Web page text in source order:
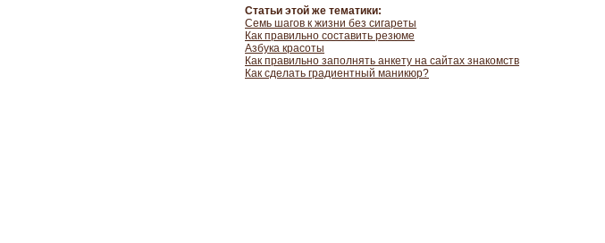
Статьи этой же тематики:
Семь шагов к жизни без сигареты
Как правильно составить резюме
Азбука красоты
Как правильно заполнять анкету на сайтах знакомств
Как сделать градиентный маникюр?